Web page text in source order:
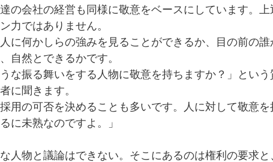
の会社の経営も同様に敬意をベースにしています。上
力ではありません。
に何かしらの強みを見ることができるか、目の前の誰
自然とできるかです。
な振る舞いをする人物に敬意を持ちますか？」という
に聞きます。
用の可否を決めることも多いです。人に対して敬意を
に未熟なのですよ。」
な人物と議論はできない。そこにあるのは権利の要求と